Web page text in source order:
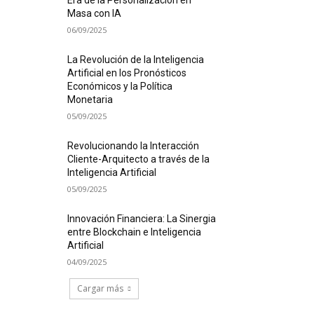
Masa con IA
06/09/2025
La Revolución de la Inteligencia
Artificial en los Pronósticos
Económicos y la Política
Monetaria
05/09/2025
Revolucionando la Interacción
Cliente-Arquitecto a través de la
Inteligencia Artificial
05/09/2025
Innovación Financiera: La Sinergia
entre Blockchain e Inteligencia
Artificial
04/09/2025
Cargar más